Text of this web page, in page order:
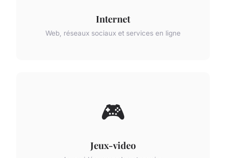
Internet
Web, réseaux sociaux et services en ligne
🎮
Jeux-video